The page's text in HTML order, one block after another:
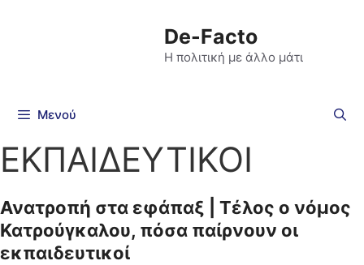
De-Facto
Η πολιτική με άλλο μάτι
Μενού
ΕΚΠΑΙΔΕΥΤΙΚΟΙ
Ανατροπή στα εφάπαξ | Τέλος ο νόμος
Κατρούγκαλου, πόσα παίρνουν οι
εκπαιδευτικοί